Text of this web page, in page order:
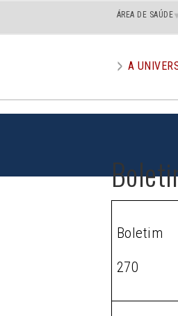
Main
superior
ÁREA DE SAÚDE
menu
A
Boletim
270